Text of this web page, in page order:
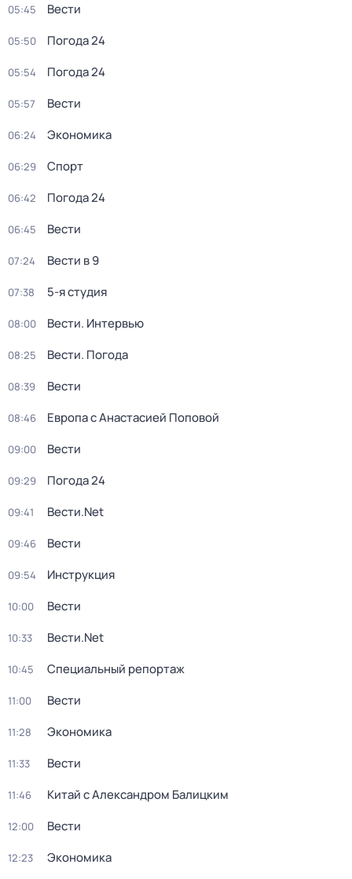
05:45 Вести
05:50 Погода 24
05:54 Погода 24
05:57 Вести
06:24 Экономика
06:29 Спорт
06:42 Погода 24
06:45 Вести
07:24 Вести в 9
07:38 5-я студия
08:00 Вести. Интервью
08:25 Вести. Погода
08:39 Вести
08:46 Европа с Анастасией Поповой
09:00 Вести
09:29 Погода 24
09:41 Вести.Net
09:46 Вести
09:54 Инструкция
10:00 Вести
10:33 Вести.Net
10:45 Специальный репортаж
11:00 Вести
11:28 Экономика
11:33 Вести
11:46 Китай с Александром Балицким
12:00 Вести
12:23 Экономика